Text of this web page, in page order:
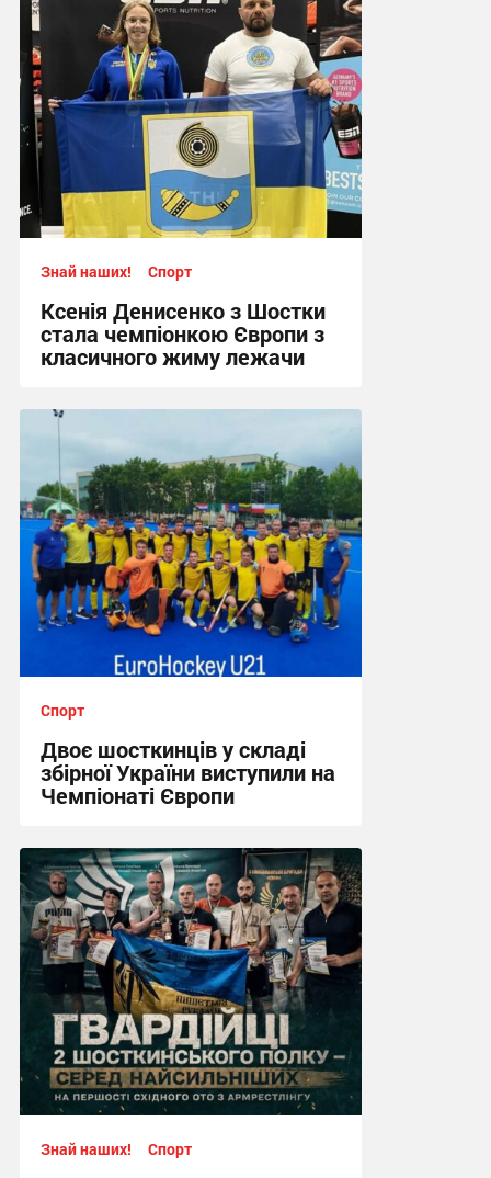
Знай наших! Спорт
Ксенія Денисенко з Шостки
стала чемпіонкою Європи з
класичного жиму лежачи
17:09, 4.08.2026
Спорт
Двоє шосткинців у складі
збірної України виступили на
Чемпіонаті Європи
12:57, 2.08.2026
Знай наших! Спорт